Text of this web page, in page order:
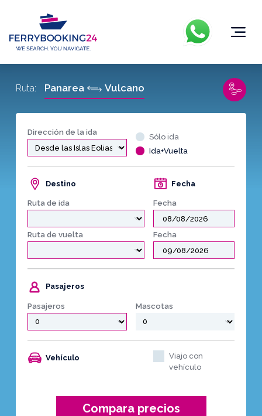
Dirección de la ida
Sólo ida
Ida+Vuelta
Destino
Ruta de ida
Fecha
Fecha
Ruta de vuelta Fecha
Pasajeros
Pasajeros Mascotas
Vehículo
Viajo con
vehículo
Compara precios
Ruta: Panarea Vulcano